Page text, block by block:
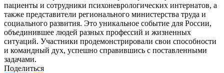
пациенты и сотрудники психоневрологических интернатов, а
также представители регионального министерства труда и
социального развития. Это уникальное событие для России,
объединившее людей разных профессий и жизненных
ситуаций. Участники продемонстрировали свои способности
и командный дух, успешно справившись с поставленными
задачами.
Поделиться